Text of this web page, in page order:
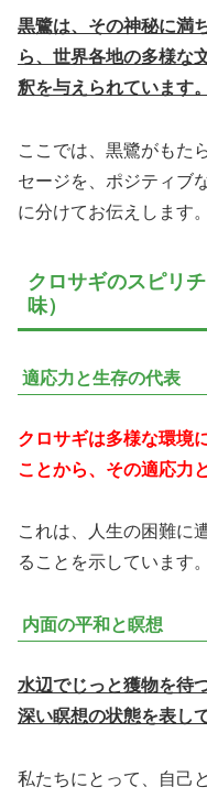
黒鷺は、その神秘に満
ら、世界各地の多様な
釈を与えられています。
ここでは、黒鷺がもた
セージを、ポジティブ
に分けてお伝えします。
クロサギのスピリ
味）
適応力と生存の代表
クロサギは多様な環境
ことから、その適応力
これは、人生の困難に
ることを示しています。
内面の平和と瞑想
水辺でじっと獲物を待
深い瞑想の状態を表し
私たちにとって、自己